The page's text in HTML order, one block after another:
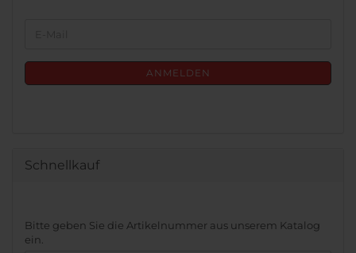
ANMELDEN
Schnellkauf
BITTE
GEBEN
Bitte geben Sie die Artikelnummer aus unserem Katalog
ein.